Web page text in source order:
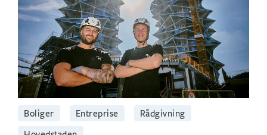
Boliger Entreprise
Rådgivning